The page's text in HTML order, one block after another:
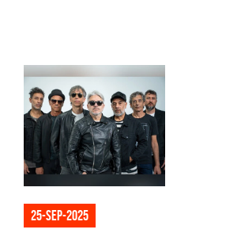
25-sep-2025